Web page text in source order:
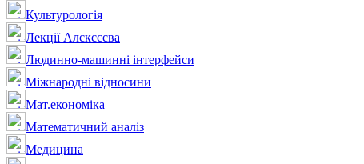
Культурологія
Лекції Алєксєєва
Людинно-машинні інтерфейси
Міжнародні відносини
Мат.економіка
Математичний аналіз
Медицина